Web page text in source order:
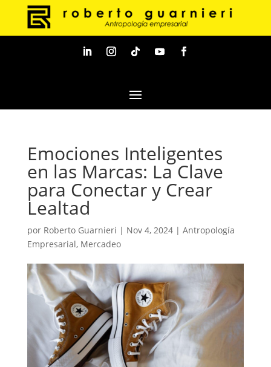
Emociones Inteligentes
en las Marcas: La Clave
para Conectar y Crear
Lealtad
por Roberto Guarnieri | Nov 4, 2024| Antropología
Empresarial, Mercadeo